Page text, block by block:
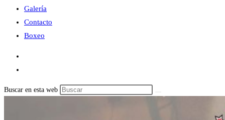
Galería
Contacto
Boxeo
Buscar en esta web